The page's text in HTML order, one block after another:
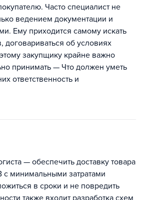
Часто специалист не
ведением документации и
Ему приходится самому искать
договариваться об условиях
закупщику крайне важно
принимать — Что должен уметь
ответственность и
— обеспечить доставку товара
с минимальными затратами
в сроки и не повредить
также входит разработка схем